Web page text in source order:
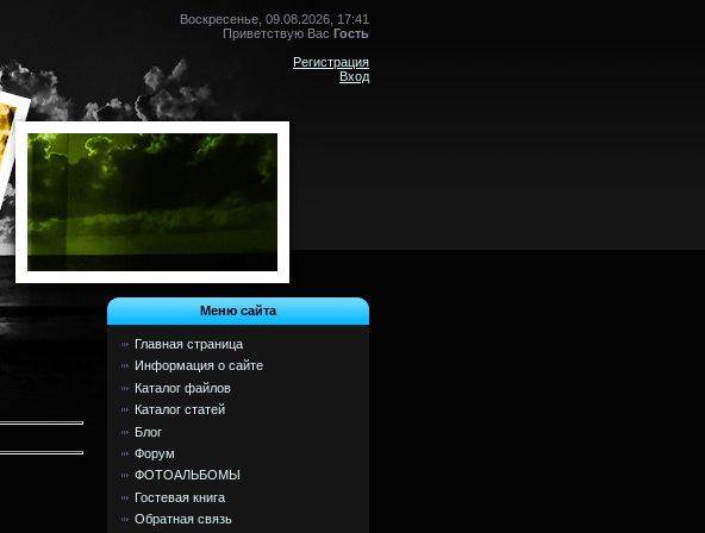
Воскресенье, 09.08.2026, 17:41
Приветствую Вас Гость
Регистрация
Вход
Меню сайта
Главная страница
Информация о сайте
Каталог файлов
Каталог статей
Блог
Форум
ФОТОАЛЬБОМЫ
Гостевая книга
Обратная связь